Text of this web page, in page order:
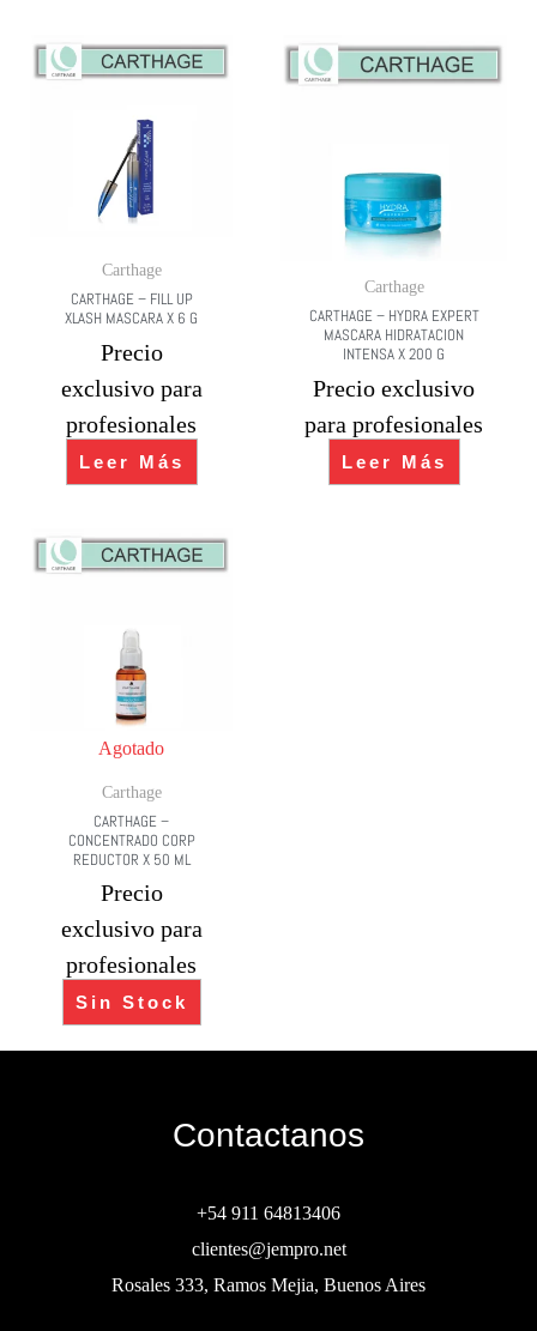
Carthage
CARTHAGE – FILL UP
XLASH MASCARA X 6 G
Precio
exclusivo para
profesionales
Leer Más
Carthage
CARTHAGE – HYDRA EXPERT
MASCARA HIDRATACION
INTENSA X 200 G
Precio exclusivo
para profesionales
Leer Más
Agotado
Carthage
CARTHAGE –
CONCENTRADO CORP
REDUCTOR X 50 ML
Precio
exclusivo para
profesionales
Sin Stock
Contactanos
+54 911 64813406
clientes@jempro.net
Rosales 333, Ramos Mejia, Buenos Aires